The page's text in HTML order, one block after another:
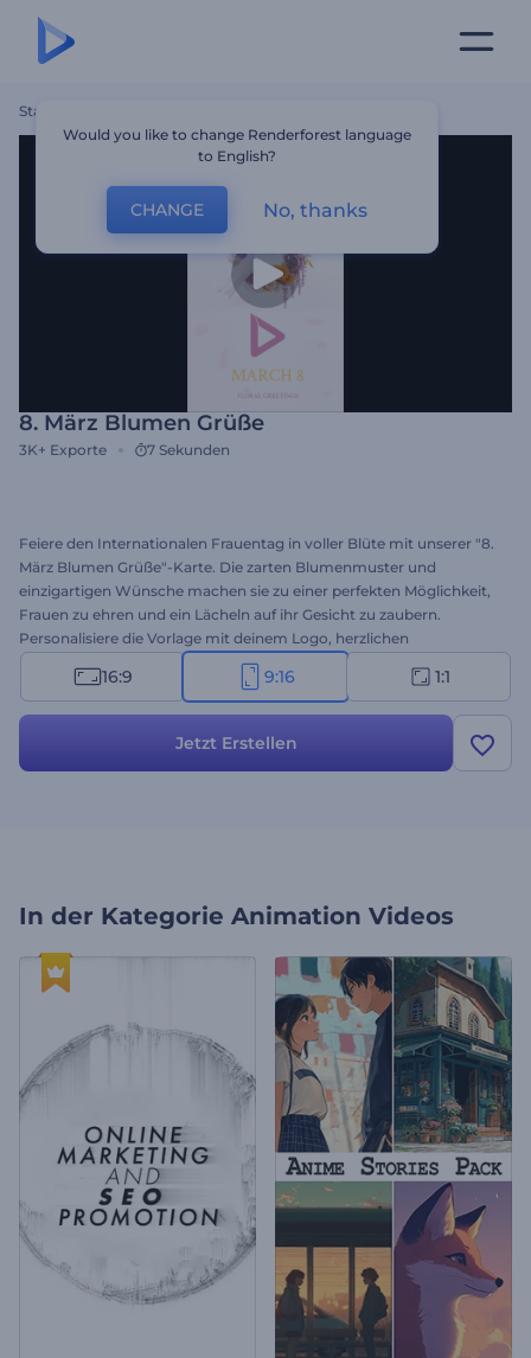
Startseite
8. März Blumen Grüße
3K+ Exporte 7 Sekunden
Feiere den Internationalen Frauentag in voller Blüte mit unserer "8.
März Blumen Grüße"-Karte. Die zarten Blumenmuster und
einzigartigen Wünsche machen sie zu einer perfekten Möglichkeit,
Frauen zu ehren und ein Lächeln auf ihr Gesicht zu zaubern.
Personalisiere die Vorlage mit deinem Logo, herzlichen
Nachrichten und fröhlicher Hintergrundmusik, um Liebe und
Wertschätzung mit allen Frauen in deinem Leben zu teilen. Ob für
macht deine Grüße unvergesslich und besonders. Jetzt erstellen!
16:9 9:16 1:1
Jetzt Erstellen
In der Kategorie Animation Videos
Would you like to change Renderforest language
to English?
CHANGE No, thanks